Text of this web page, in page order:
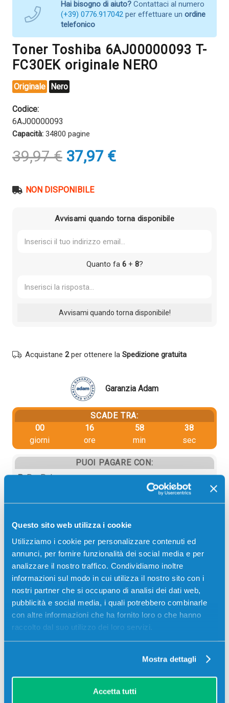
Questo sito web utilizza i cookie
Utilizziamo i cookie per personalizzare contenuti ed
annunci, per fornire funzionalità dei social media e per
analizzare il nostro traffico. Condividiamo inoltre
informazioni sul modo in cui utilizza il nostro sito con i
nostri partner che si occupano di analisi dei dati web,
pubblicità e social media, i quali potrebbero combinarle
con altre informazioni che ha fornito loro o che hanno
raccolto dal suo utilizzo dei loro servizi.
Mostra dettagli
Accetta tutti
Hai bisogno di aiuto? Contattaci al numero
(+39) 0776.917042 per effettuare un ordine
telefonico
Toner Toshiba 6AJ00000093 T-
FC30EK originale NERO
Originale Nero
Codice:
6AJ00000093
Capacità: 34800 pagine
39,97€ Il
prezzo
era:
37,97 €Il
prezzo
NON DISPONIBILE
Avvisami quando torna disponibile
Quanto fa 6+ 8?
Acquistane 2per ottenere la Spedizione gratuita
Garanzia Adam
SCADE TRA:
00
giorni
16
ore
58
min
38
sec
PUOI PAGARE CON:
PayPal
Bonifico bancario
Descrizione
Toner Toshiba 6AJ00000093 T-FC30EK originale
NERO 34800 pagine per Stampanti: Toshiba E-